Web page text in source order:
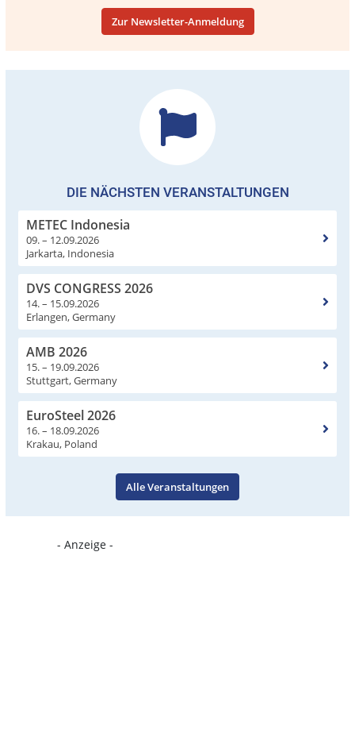
Zur Newsletter-Anmeldung
DIE NÄCHSTEN VERANSTALTUNGEN
METEC Indonesia
09. – 12.09.2026
Jarkarta, Indonesia
DVS CONGRESS 2026
14. – 15.09.2026
Erlangen, Germany
AMB 2026
15. – 19.09.2026
Stuttgart, Germany
EuroSteel 2026
16. – 18.09.2026
Krakau, Poland
Alle Veranstaltungen
- Anzeige -